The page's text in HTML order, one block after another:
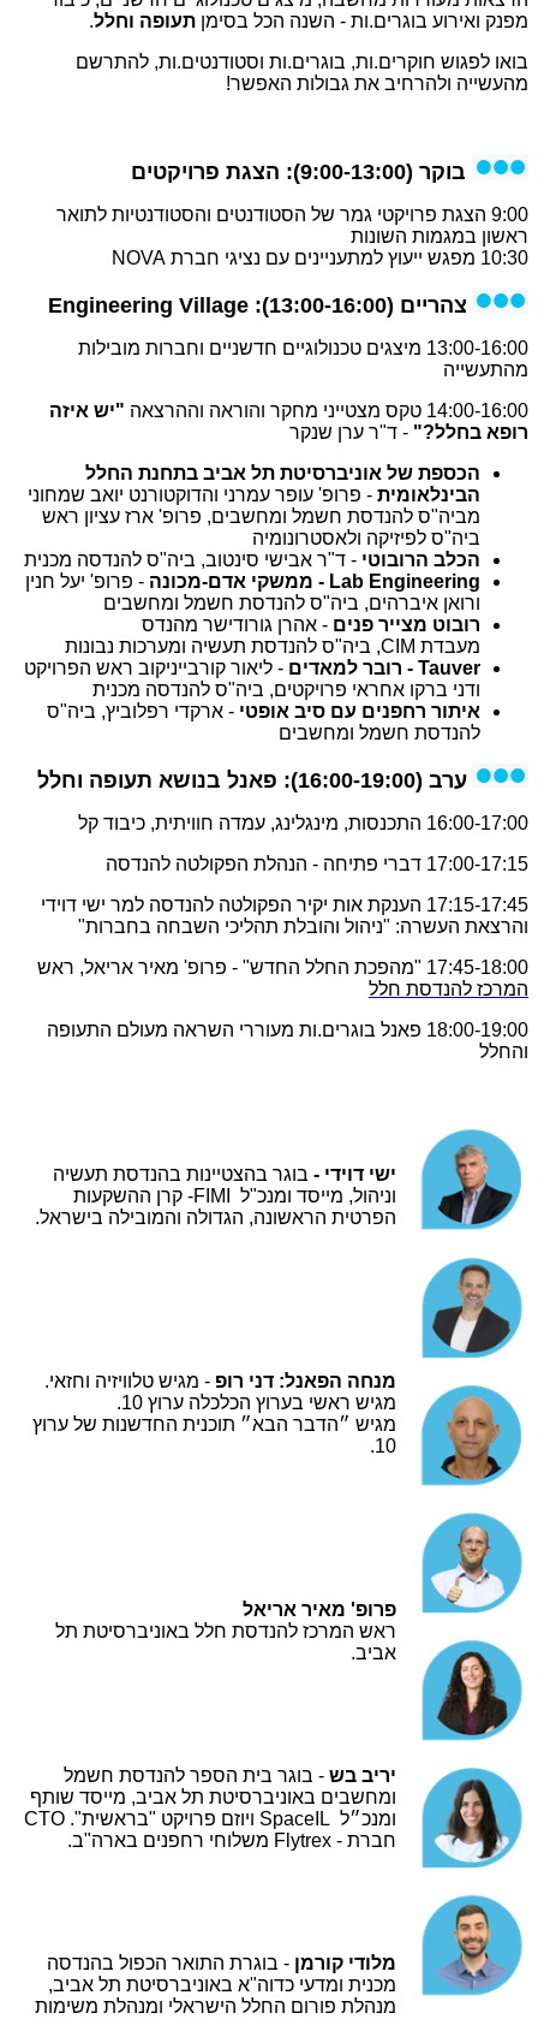
מפנק ואירוע בוגרים.ות - השנה הכל בסימן תעופה וחלל.
בואו לפגוש חוקרים.ות, בוגרים.ות וסטודנטים.ות, להתרשם
מהעשייה ולהרחיב את גבולות האפשר!
בוקר (9:00-13:00): הצגת פרויקטים
9:00 הצגת פרויקטי גמר של הסטודנטים והסטודנטיות לתואר
ראשון במגמות השונות
10:30 מפגש ייעוץ למתעניינים עם נציגי חברת NOVA
צהריים (13:00-16:00): Engineering Village
13:00-16:00 מיצגים טכנולוגיים חדשניים וחברות מובילות
מהתעשייה
14:00-16:00 טקס מצטייני מחקר והוראה וההרצאה
"יש איזה
רופא בחלל?" - ד"ר ערן שנקר
הכספת של אוניברסיטת תל אביב בתחנת החלל
הבינלאומית - פרופ' עופר עמרני והדוקטורנט יואב שמחוני
מביה"ס להנדסת חשמל ומחשבים, פרופ' ארז עציון ראש
ביה"ס לפיזיקה ולאסטרונומיה
הכלב הרובוטי - ד"ר אבישי סינטוב, ביה"ס להנדסה מכנית
Lab Engineering - ממשקי אדם-מכונה - פרופ' יעל חנין
ורואן איברהים, ביה"ס להנדסת חשמל ומחשבים
רובוט מצייר פנים - אהרן גורודישר מהנדס
מעבדת CIM, ביה"ס להנדסת תעשיה ומערכות נבונות
Tauver - רובר למאדים - ליאור קורבייניקוב ראש הפרויקט
ודני ברקו אחראי פרויקטים, ביה"ס להנדסה מכנית
איתור רחפנים עם סיב אופטי - ארקדי רפלוביץ, ביה"ס
להנדסת חשמל ומחשבים
ערב (16:00-19:00): פאנל בנושא תעופה וחלל
16:00-17:00 התכנסות, מינגלינג, עמדה חוויתית, כיבוד קל
17:00-17:15 דברי פתיחה - הנהלת הפקולטה להנדסה
17:15-17:45 הענקת אות יקיר הפקולטה להנדסה למר ישי דוידי
והרצאת העשרה: "ניהול והובלת תהליכי השבחה בחברות"
17:45-18:00 "מהפכת החלל החדש" -
פרופ' מאיר אריאל, ראש
המרכז להנדסת חלל
18:00-19:00 פאנל בוגרים.ות מעוררי השראה מעולם התעופה
והחלל
ישי דוידי - בוגר בהצטיינות בהנדסת תעשיה
וניהול, מייסד ומנכ"ל FIMI- קרן ההשקעות
הפרטית הראשונה, הגדולה והמובילה בישראל.
מנחה הפאנל: דני רופ - מגיש טלוויזיה וחזאי.
מגיש ראשי בערוץ הכלכלה ערוץ 10.
מגיש ״הדבר הבא״ תוכנית החדשנות של ערוץ
10.
פרופ' מאיר אריאל
ראש המרכז להנדסת חלל באוניברסיטת תל
אביב.
יריב בש - בוגר בית הספר להנדסת חשמל
ומחשבים באוניברסיטת תל אביב, מייסד שותף
ומנכ״ל SpaceIL
ויוזם פרויקט "בראשית". CTO
חברת Flytrex - משלוחי רחפנים בארה"ב.
מלודי קורמן - בוגרת התואר הכפול בהנדסה
מכנית ומדעי כדוה"א באוניברסיטת תל אביב,
מנהלת פורום החלל הישראלי ומנהלת משימות